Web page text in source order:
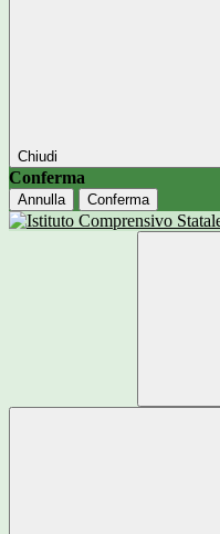
Chiudi
Conferma
Annulla Conferma